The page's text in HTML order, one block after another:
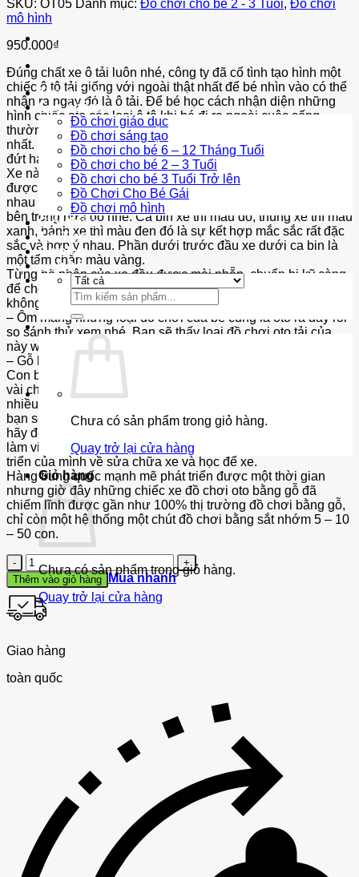
Trang Chủ
Sản phẩm
Đồ chơi giáo dục
Đồ chơi sáng tạo
Đồ chơi cho bé 6 – 12 Tháng Tuổi
Đồ chơi cho bé 2 – 3 Tuổi
Đồ chơi cho bé 3 Tuổi Trở lên
Đồ Chơi Cho Bé Gái
Đồ chơi mô hình
Giới thiệu
Tin Tức
Catalog
Liên hệ
Tìm
kiếm:
Chưa có sản phẩm trong giỏ hàng.
Quay trở lại cửa hàng
Giỏ hàng
Chưa có sản phẩm trong giỏ hàng.
Quay trở lại cửa hàng
SKU: OT05 Danh mục: Đồ chơi cho bé 2 - 3 Tuổi, Đồ chơi
mô hình
950.000₫
Đúng chất xe ô tải luôn nhé, công ty đã cố tình tạo hình một
chiếc ô tô tải giống với ngoài thật nhất để bé nhìn vào có thể
nhận ra ngay đó là ô tải. Để bé học cách nhận diện những
hình chiếc oto các loại ô tô khi bé đi ra ngoài cuộc sống
thường ngày. Vẫn là chất liệu gỗ, một loại gỗ đẹp và chắc
nhất. Dày dạn nên dù có rơi cũng không dễ bị nứt, bị vỡ, bị
đứt hay gì cả.
Xe này có đầy đủ đầu xe, ca bin, thùng xe rồi bánh xe đều
được làm bằng gỗ cả. Mỗi phần đều được phân màu ra khác
nhau rất đặc biệt. Thậm chí còn có cả một tài xế lái xe ngồi
bên trong nữa đó nhé. Ca bin xe thì màu đỏ, thùng xe thì màu
xanh, bánh xe thì màu đen đó là sự kết hợp mắc sắc rất đặc
sắc và hợp ý nhau. Phần dưới trước đầu xe dưới ca bin là
một tấm chắn màu vàng.
Từng bộ phận của xe đều được mài nhẵn, chuẩn bị kỹ càng
để cho bé chơi, không bị thô, ráp nhìn rất nhẵn và cẩn thận
không sợ làm đau, trầy da bé.
– Ôm mang những loại đồ chơi của bé cũng là oto ra đây rồi
so sánh thử xem nhé, Bạn sẽ thấy loại đồ chơi oto tải của
này wiwinshop này khác hẳn.
– Gỗ là gỗ thịt nhé, rất mịn màng. Sờ vào rất mịn.
Con bạn có phải đang lèo nhẽo bắt và muốn bạn phải mua
vài chiếc oto đồ chơi ô tô ? Chúng nhớ rất dai và đòi rất
nhiều. Bé có phải một nhà tín đồ xe hơi ? Sau đợt này có khi
bạn sẽ nhận ra con có niềm đam mê với xe, về kỹ thuật xe ,
hãy để con nuôi dưỡng niềm yêu thích này để con cố gằng
làm việc hay ít ra cũng để con có niềm tin có hướng phát
triển của mình về sửa chữa xe và học để xe.
Hàng trung quốc mạnh mẽ phát triển được một thời gian
nhưng giờ đây những chiếc xe đồ chơi oto bằng gỗ đã
chiếm lĩnh được gần như 100% thị trường đồ chơi bằng gỗ,
chỉ còn một hệ thống một chút đồ chơi bằng sắt nhớm 5 – 10
– 50 con.
Số
lượng
Thêm vào giỏ hàng Mua nhanh
Giao hàng
toàn quốc